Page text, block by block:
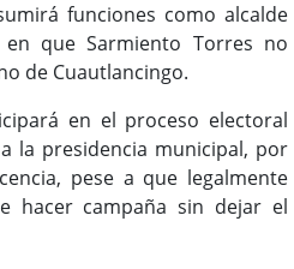
funciones como alcalde
que Sarmiento Torres no
de Cuautlancingo.
en el proceso electoral
la presidencia municipal, por
pese a que legalmente
hacer campaña sin dejar el